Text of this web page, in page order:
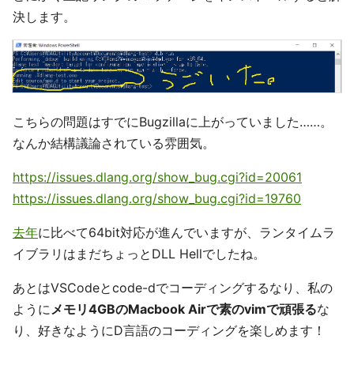
決します。
こちらの問題はすでにBugzillaに上がっていました……。
なんか結構議論されている雰囲気。
https://issues.dlang.org/show_bug.cgi?id=20061
https://issues.dlang.org/show_bug.cgi?id=19760
去年に比べて64bit対応が進んでいますが、ランタイムラ
イブラリはまだちょっとDLL Hellでしたね。
あとはVSCodeとcode-dでコーディングするなり、私の
ように メモリ4GBのMacbook Airで素のvimで頑張るな
り、好きなようにD言語のコーディングを楽しめます！